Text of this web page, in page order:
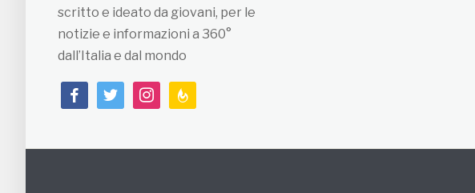
scritto e ideato da giovani, per le
notizie e informazioni a 360°
dall’Italia e dal mondo
facebooktwitterinstagramfeedburner